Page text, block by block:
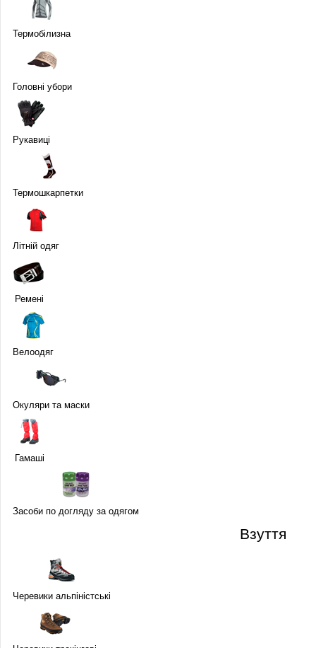
Термобілизна
Головні убори
Рукавиці
Термошкарпетки
Літній одяг
Ремені
Велоодяг
Окуляри та маски
Гамаші
Засоби по догляду за одягом
Взуття
Черевики альпіністські